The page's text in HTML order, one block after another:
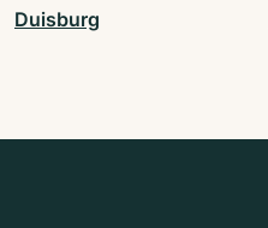
Duisburg